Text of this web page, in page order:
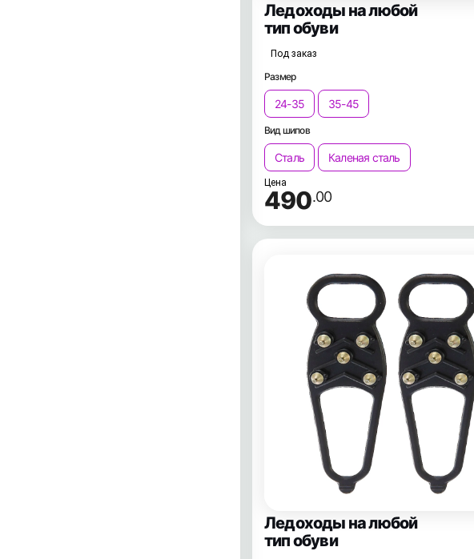
Ледоходы на любой
тип обуви
Под заказ
Размер
24-35 35-45
Вид шипов
Сталь Каленая сталь
Цена
490.00
Ледоходы на любой
тип обуви